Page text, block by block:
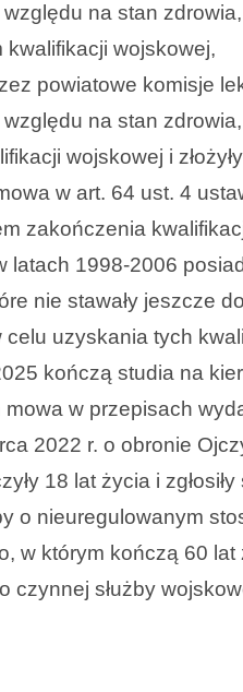
na stan
wojskowej,
powiatowe komisje
na stan
wojskowej i
w art. 64 ust. 4
zakończenia
latach 1998-2006
nie stawały jeszcze
uzyskania tych
kończą studia na
w przepisach
2022 r. o obronie
18 lat życia i
o nieuregulowanym
w którym kończą 60
czynnej służby